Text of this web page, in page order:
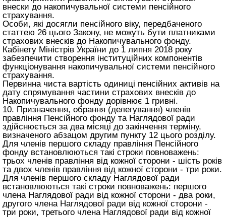
внески до накопичувальної системи пенсійного
страхування.
Особи, які досягли пенсійного віку, передбаченого
статтею 26 цього Закону, не можуть бути платниками
страхових внесків до Накопичувального фонду.
Кабінету Міністрів України до 1 липня 2018 року
забезпечити створення інституційних компонентів
функціонування накопичувальної системи пенсійного
страхування.
Первинна чиста вартість одиниці пенсійних активів на
дату спрямування частини страхових внесків до
Накопичувального фонду дорівнює 1 гривні.
10. Призначення, обрання (делегування) членів
правління Пенсійного фонду та Наглядової ради
здійснюється за два місяці до закінчення терміну,
визначеного абзацом другим пункту 12 цього розділу.
Для членів першого складу правління Пенсійного
фонду встановлюються такі строки повноважень:
трьох членів правління від кожної сторони - шість років
та двох членів правління від кожної сторони - три роки.
Для членів першого складу Наглядової ради
встановлюються такі строки повноважень: першого
члена Наглядової ради від кожної сторони - два роки,
другого члена Наглядової ради від кожної сторони -
три роки, третього члена Наглядової ради від кожної